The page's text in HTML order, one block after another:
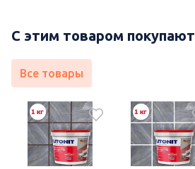
С этим товаром покупают
Все товары